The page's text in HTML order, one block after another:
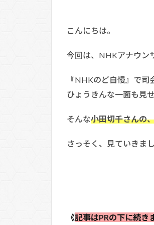
こんにちは。
今回は、NHKアナウン
『NHKのど自慢』で
ひょうきんな一面も見
そんな小田切千さんの
さっそく、見ていきまし
《記事はPRの下に続き